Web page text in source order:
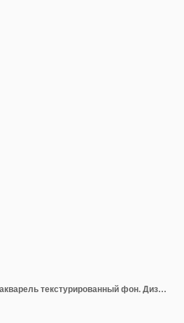
Гранж абстрактный акварель текстурированный фон. Дизайн для вашей даты, открытки, баннера, логотипа.